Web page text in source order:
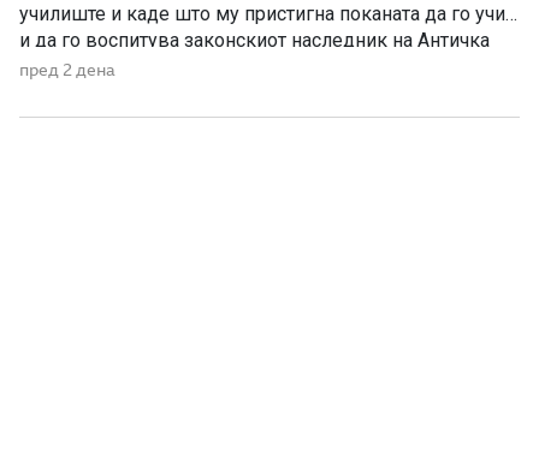
училиште и каде што му пристигна поканата да го учи
и да го воспитува законскиот наследник на Античка
Македонија. Годините на Асос беа важни за развојот на
најславниот […]
пред 2 дена